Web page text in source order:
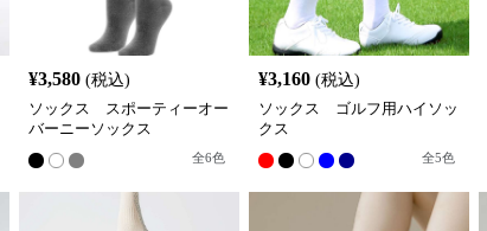
¥3,580 (税込)
ソックス スポーティーオー
バーニーソックス
全6色
¥3,160 (税込)
ソックス ゴルフ用ハイソッ
クス
全5色